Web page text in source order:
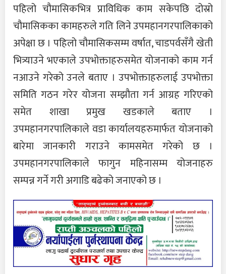
पहिलो चौमासिकभित्र प्राविधिक काम सकेपछि दोस्रो
चौमासिकका कामहरुले गति लिने उपमहानगरपालिकाको
अपेक्षा छ । पहिलो चौमासिकसम्म वर्षात, चाडपर्वसँगै खेती
भित्र्याउने भएकाले उपभोक्ताहरुसमेत योजनाको काम गर्न
नआउने गरेको उनले बताए । उपभोक्ताहरुलाई उपभोक्ता
समिति गठन गरेर योजना सम्झौता गर्न आग्रह गरिएको
समेत शाखा प्रमुख खडकाले बताए ।
उपमहानगरपालिकाले वडा कार्यालयहरुमार्फत योजनाको
बारेमा जानकारी गराउने कामसमेत गरेको छ ।
उपमहानगरपालिकाले फागुन महिनासम्म योजनाहरु
सम्पन्न गर्ने गरी अगाडि बढेको जनाएको छ ।